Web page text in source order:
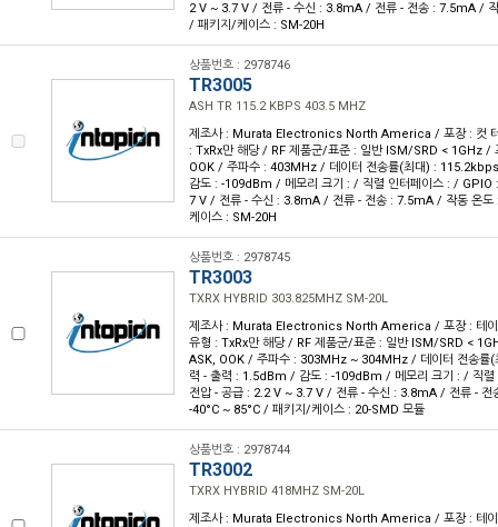
2 V ~ 3.7 V / 전류 - 수신 : 3.8mA / 전류 - 전송 : 7.5mA /
/ 패키지/케이스 : SM-20H
상품번호 : 2978746
TR3005
ASH TR 115.2 KBPS 403.5 MHZ
제조사 : Murata Electronics North America / 포장 : 컷
: TxRx만 해당 / RF 제품군/표준 : 일반 ISM/SRD < 1GHz /
OOK / 주파수 : 403MHz / 데이터 전송률(최대) :
감도 : -109dBm / 메모리 크기 : / 직렬 인터페이스 : / GPIO
7 V / 전류 - 수신 : 3.8mA / 전류 - 전송 : 7.5mA / 작동 온도
케이스 : SM-20H
상품번호 : 2978745
TR3003
TXRX HYBRID 303.825MHZ SM-20L
제조사 : Murata Electronics North America / 포장 : 테
유형 : TxRx만 해당 / RF 제품군/표준 : 일반 ISM/SRD <
ASK, OOK / 주파수 : 303MHz ~ 304MHz / 데이터 전송
력 - 출력 : 1.5dBm / 감도 : -109dBm / 메모리 크기 : / 직
전압 - 공급 : 2.2 V ~ 3.7 V / 전류 - 수신 : 3.8mA / 전류 -
-40°C ~ 85°C / 패키지/케이스 : 20-SMD 모듈
상품번호 : 2978744
TR3002
TXRX HYBRID 418MHZ SM-20L
제조사 : Murata Electronics North America / 포장 : 테